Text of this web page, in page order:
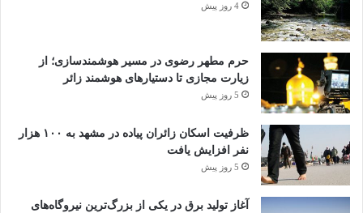
4 روز پیش
حرم مطهر رضوی در مسیر هوشمندسازی؛ از
زیارت مجازی تا دستیارهای هوشمند زائر
5 روز پیش
ظرفیت اسکان زائران پیاده در مشهد به ۱۰۰ هزار
نفر افزایش یافت
5 روز پیش
آغاز تولید برق در یکی از بزرگ‌ترین نیروگاه‌های